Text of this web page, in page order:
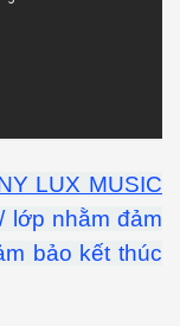
LUX MUSIC
lớp nhằm đảm
bảo kết thúc